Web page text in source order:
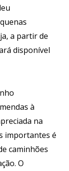
a partir de
disponível
à
na
importantes é
caminhões
O